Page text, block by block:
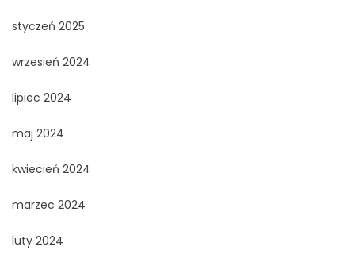
styczeń 2025
wrzesień 2024
lipiec 2024
maj 2024
kwiecień 2024
marzec 2024
luty 2024